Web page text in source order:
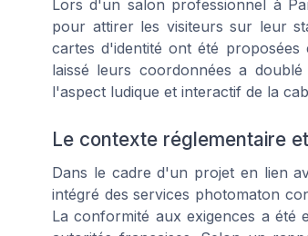
Lors d'un salon professionnel à
pour attirer les visiteurs sur leur
cartes d'identité ont été
laissé leurs coordonnées a
l'aspect ludique et interactif de la
Le contexte réglementaire
Dans le cadre d'un projet en lien
intégré des services photomaton
La conformité aux exigences a été